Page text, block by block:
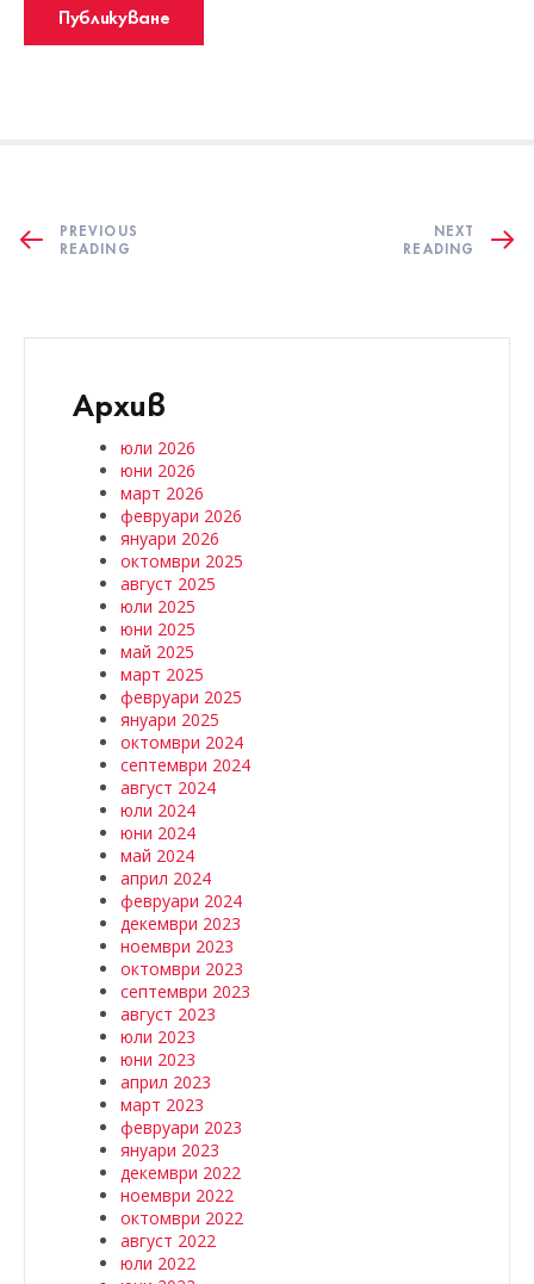
PREVIOUS
READING
NEXT
READING
Архив
юли 2026
юни 2026
март 2026
февруари 2026
януари 2026
октомври 2025
август 2025
юли 2025
юни 2025
май 2025
март 2025
февруари 2025
януари 2025
октомври 2024
септември 2024
август 2024
юли 2024
юни 2024
май 2024
април 2024
февруари 2024
декември 2023
ноември 2023
октомври 2023
септември 2023
август 2023
юли 2023
юни 2023
април 2023
март 2023
февруари 2023
януари 2023
декември 2022
ноември 2022
октомври 2022
август 2022
юли 2022